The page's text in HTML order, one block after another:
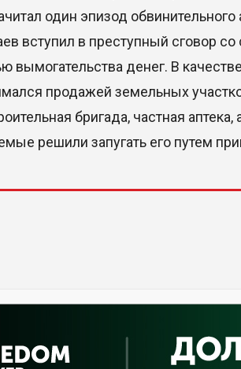
один эпизод
вступил в преступный сговор
вымогательства денег. В
продажей земельных
бригада, частная
решили запугать его путем